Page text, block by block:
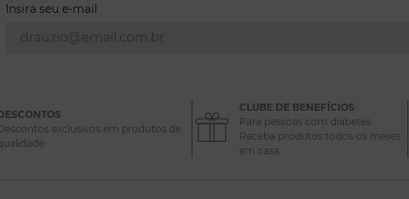
Insira seu e-mail
exclusivos em produtos de
CLUBE DE BENEFÍCIOS
Para pessoas com diabetes
Receba produtos todos os meses
em casa